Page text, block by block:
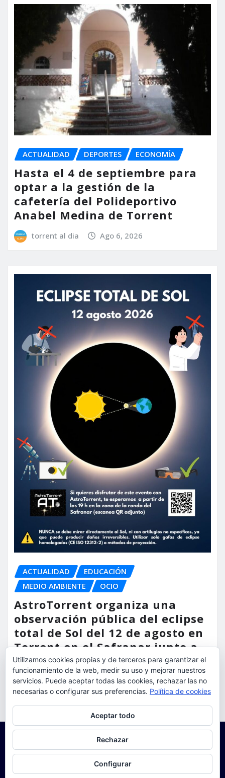
ACTUALIDAD DEPORTES ECONOMÍA
Hasta el 4 de septiembre para
optar a la gestión de la
cafetería del Polideportivo
Anabel Medina de Torrent
torrent al dia Ago 6, 2026
ACTUALIDAD
EDUCACIÓN
MEDIO AMBIENTE
OCIO
AstroTorrent organiza una
observación pública del eclipse
total de Sol del 12 de agosto en
Torrent en el Safranar junto a
las vías del AVE
torrent al dia Ago 5, 2026
Utilizamos cookies propias y de terceros para garantizar el
funcionamiento de la web, medir su uso y mejorar nuestros
servicios. Puede aceptar todas las cookies, rechazar las no
necesarias o configurar sus preferencias. Política de cookies
Aceptar todo
Rechazar
Configurar
Para obtener más información, incluido cómo gestionar las cookies,